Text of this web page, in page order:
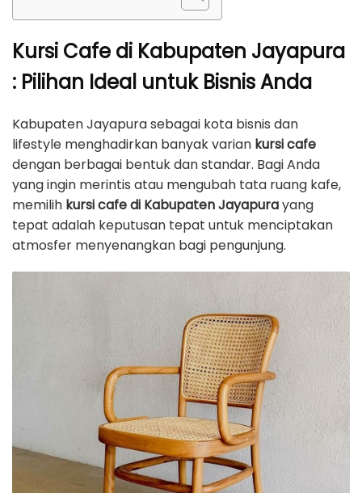
Kursi Cafe di Kabupaten Jayapura
: Pilihan Ideal untuk Bisnis Anda
Kabupaten Jayapura sebagai kota bisnis dan
lifestyle menghadirkan banyak varian kursi cafe
dengan berbagai bentuk dan standar. Bagi Anda
yang ingin merintis atau mengubah tata ruang kafe,
memilih kursi cafe di Kabupaten Jayapurayang
tepat adalah keputusan tepat untuk menciptakan
atmosfer menyenangkan bagi pengunjung.